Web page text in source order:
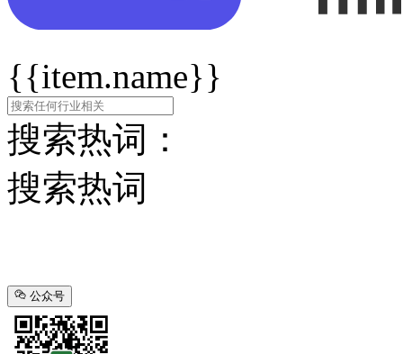
{{item.name}}
搜索热词：
搜索热词
公众号